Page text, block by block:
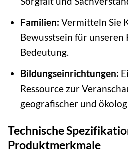
Familien: Vermitteln Sie
Bewusstsein für unseren
Bedeutung.
Bildungseinrichtungen:
Ressource zur
geografischer und
Technische
Produktmerkmale